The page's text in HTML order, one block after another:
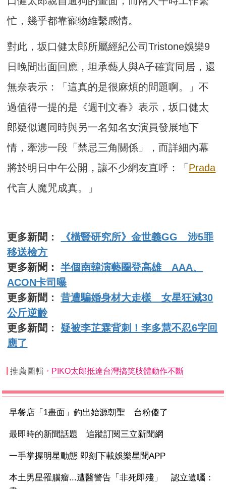
忙，幾乎都靠寵物維繫感情。
對此，坂口健太郎所屬經紀公司Tristone娛樂9
日晚間出面回應，坦承藝人與A子確實同居，還
無奈表示：「這真的是很麻煩的問題啊。」不
過值得一提的是《週刊文春》表示，坂口健太
郎疑似還同時與另一名知名女演員發展地下
情，牽涉一段「禁忌三角關係」，而詳細內幕
將於明日中午公開，讓不少網友直呼：「 Prada
代言人魔咒成真。」
更多新聞：
《橫豎研究所》金世義GG 涉5罪
移送檢方
更多新聞：半個南韓演藝圈登高雄 AAA、
ACON卡司曝
更多新聞：昔遭騙婚身材大走樣 女星狂減30
公斤逆齡
更多新聞： 疑被李芷霖背刺！李多慧不忍6字回
應了
推薦圖輯 PIKO太郎抵達台灣搞笑肢體動作不斷
早餐店「1畫面」釣出始源朝聖 台粉傻了
最即時的新聞話題 追蹤訂閱三立新聞網
一手掌握明星動態 即刻下載娛樂星聞APP
本土男星罹腦瘤...遭醫警告「非死即殘」 認立遺囑：